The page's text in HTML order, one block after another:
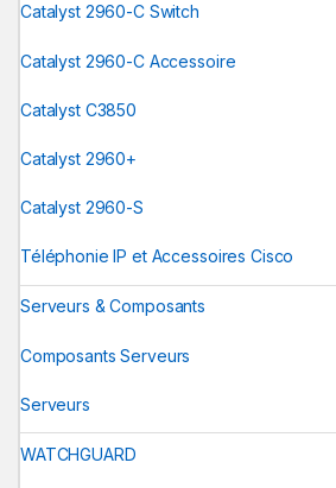
Catalyst 2960-C Switch
Catalyst 2960-C Accessoire
Catalyst C3850
Catalyst 2960+
Catalyst 2960-S
Téléphonie IP et Accessoires Cisco
Serveurs & Composants
Composants Serveurs
Serveurs
WATCHGUARD